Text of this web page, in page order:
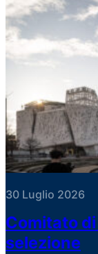
30 Luglio 2026
Comitato
selezione